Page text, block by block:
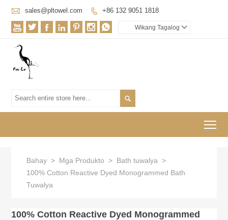
 sales@pltowel.com  +86 132 9051 1818
       Wikang Tagalog 

Bahay > Mga Produkto > Bath tuwalya >
100% Cotton Reactive Dyed Monogrammed Bath
Tuwalya
100% Cotton Reactive Dyed Monogrammed